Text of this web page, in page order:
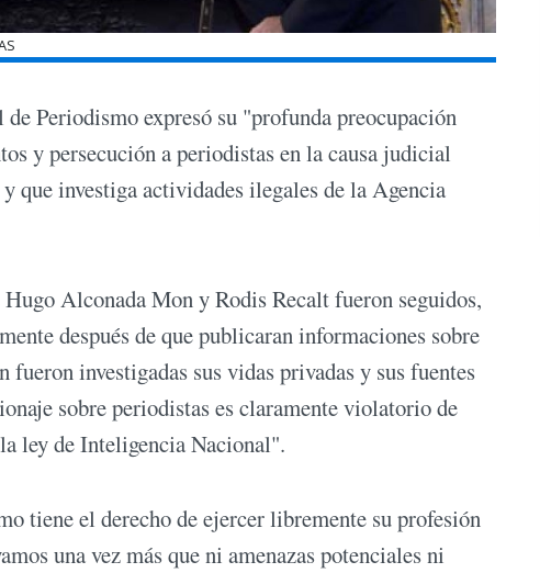
Periodismo expresó su "profunda preocupación
y persecución a periodistas en la causa judicial
que investiga actividades ilegales de la Agencia
Alconada Mon y Rodis Recalt fueron seguidos,
después de que publicaran informaciones sobre
investigadas sus vidas privadas y sus fuentes
sobre periodistas es claramente violatorio de
ley de Inteligencia Nacional".
tiene el derecho de ejercer libremente su profesión
una vez más que ni amenazas potenciales ni